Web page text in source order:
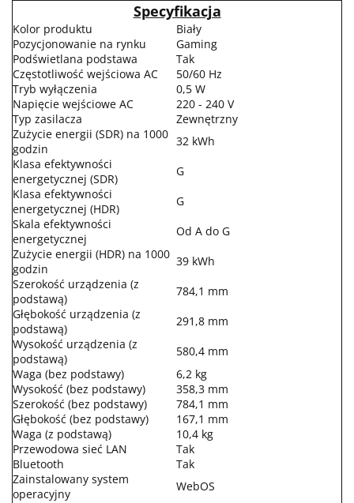
Specyfikacja
Kolor produktu
Biały
Pozycjonowanie na rynku
Gaming
Podświetlana podstawa
Tak
Częstotliwość wejściowa AC
50/60 Hz
Tryb wyłączenia
0,5 W
Napięcie wejściowe AC
220 - 240 V
Typ zasilacza
Zewnętrzny
Zużycie energii (SDR) na 1000
godzin
32 kWh
Klasa efektywności
energetycznej (SDR)
G
Klasa efektywności
energetycznej (HDR)
G
Skala efektywności
energetycznej
Od A do G
Zużycie energii (HDR) na 1000
godzin
39 kWh
Szerokość urządzenia (z
podstawą)
784,1 mm
Głębokość urządzenia (z
podstawą)
291,8 mm
Wysokość urządzenia (z
podstawą)
580,4 mm
Waga (bez podstawy)
6,2 kg
Wysokość (bez podstawy)
358,3 mm
Szerokość (bez podstawy)
784,1 mm
Głębokość (bez podstawy)
167,1 mm
Waga (z podstawą)
10,4 kg
Przewodowa sieć LAN
Tak
Bluetooth
Tak
Zainstalowany system
operacyjny
WebOS